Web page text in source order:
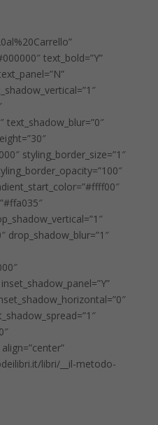
text_bold=”Y”
text_shadow_blur=”0″
styling_border_size=”1″
drop_shadow_blur=”1″
libri/__il-metodo-